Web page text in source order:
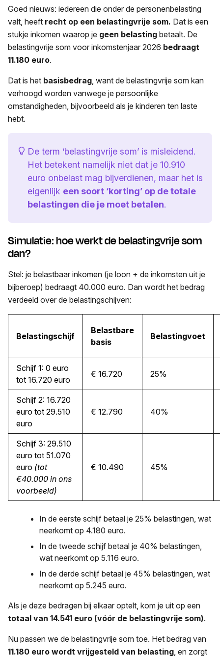
Goed nieuws: iedereen die onder de personenbelasting
valt, heeft recht op een belastingvrije som. Dat is een
stukje inkomen waarop je geen belasting betaalt. De
belastingvrije som voor inkomstenjaar 2026 bedraagt
11.180 euro.
Dat is het basisbedrag , want de belastingvrije som kan
verhoogd worden vanwege je persoonlijke
omstandigheden, bijvoorbeeld als je kinderen ten laste
hebt.
De term ‘belastingvrije som’ is misleidend.
Het betekent namelijk niet dat je 10.910
euro onbelast mag bijverdienen, maar het is
eigenlijk een soort ‘korting’ op de totale
belastingen die je moet betalen.
Simulatie: hoe werkt de belastingvrije som
dan?
Stel: je belastbaar inkomen (je loon + de inkomsten uit je
bijberoep) bedraagt 40.000 euro. Dan wordt het bedrag
verdeeld over de belastingschijven:
Belastingschijf
Belastbare
basis
Belastingvoet
Schijf 1: 0 euro
tot 16.720 euro
€ 16.720 25%
Schijf 2: 16.720
euro tot 29.510
euro
€ 12.790 40%
Schijf 3: 29.510
euro tot 51.070
euro (tot
€40.000 in ons
voorbeeld)
€ 10.490 45%
In de eerste schijf betaal je 25% belastingen, wat
neerkomt op 4.180 euro.
In de tweede schijf betaal je 40% belastingen,
wat neerkomt op 5.116 euro.
In de derde schijf betaal je 45% belastingen, wat
neerkomt op 5.245 euro.
Als je deze bedragen bij elkaar optelt, kom je uit op een
totaal van 14.541 euro (vóór de belastingvrije som).
Nu passen we de belastingvrije som toe. Het bedrag van
11.180 euro wordt vrijgesteld van belasting , en zorgt